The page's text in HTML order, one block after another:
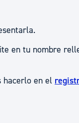
en tu nombre
hacerlo en el